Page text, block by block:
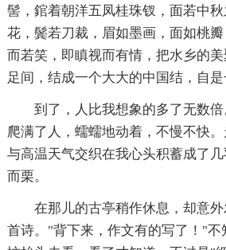
髻，錧着朝洋五凤桂珠钗，面若中
花，鬓若刀裁，眉如墨画，面如桃
而若笑，即瞋视而有情，把水乡的
足间，结成一个大大的中国结，自是
到了，人比我想象的多了无数
爬满了人，蠕蠕地动着，不慢不快
与高温天气交织在我心头积蓄成了
而栗。
在那儿的古亭稍作休息，却意
首诗。"背下来，作文有的写了！"不